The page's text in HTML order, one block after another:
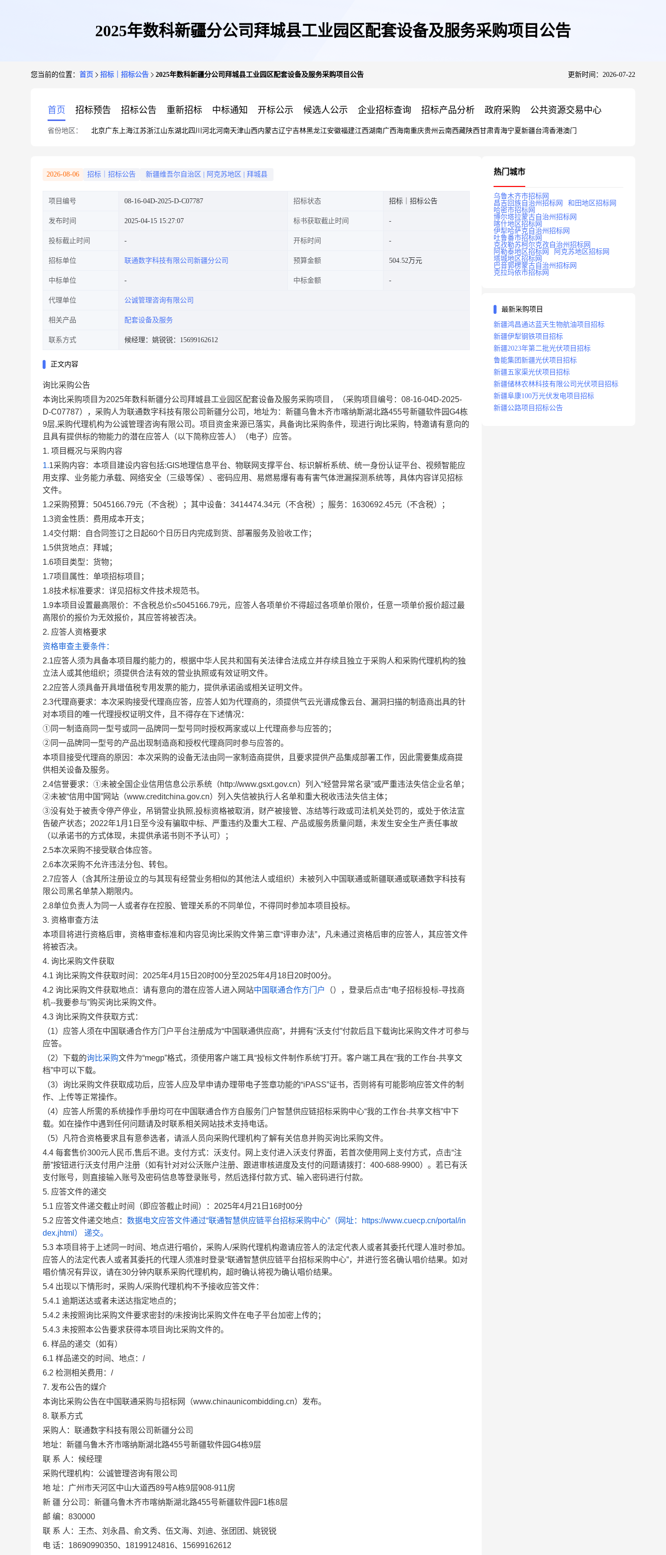
2025年数科新疆分公司拜城县工业园区配套设备及服务采购项目公告
您当前的位置： 首页 招标｜招标公告 2025年数科新疆分公司拜城县工业园区配套设备及服务采购项目公告 更新时间：2026-07-22
首页 招标预告 招标公告 重新招标 中标通知 开标公示 候选人公示 企业招标查询 招标产品分析 政府采购 公共资源交易中心
省份地区： 北京广东 上海江苏浙江山东湖北四川 河北河南天津山西内蒙古辽宁吉林黑龙江安徽福建江西湖南广西海南重庆贵州 云南西藏陕西甘肃青海宁夏新疆台湾香港澳门
2026-08-06 招标｜招标公告 新疆维吾尔自治区 阿克苏地区 拜城县
项目编号 08-16-04D-2025-D-C07787 招标状态 招标｜招标公告
发布时间 2025-04-15 15:27:07 标书获取截止时间
投标截止时间 开标时间
招标单位 联通数字科技有限公司新疆分公司 预算金额 504.52万元
中标单位 中标金额
代理单位 公诚管理咨询有限公司
相关产品 配套设备及服务
联系方式 候经理： 姚锐锐：15699162612
正文内容
询比采购公告
本询比采购项目为2025年数科新疆分公司拜城县工业园区配套设备及服务采购项目 ， （采购项目编号： 08-16-04D-2025-
D-C07787） ，采购人为联通数字科技有限公司新疆分公司 ，地址为： 新疆乌鲁木齐市喀纳斯湖北路455号新疆软件园G4栋
9层,采购代理机构为公诚管理咨询有限公司。项目资金来源已落实，具备询比采购条件，现进行询比采购，特邀请有意向的
且具有提供标的物能力的潜在应答人（以下简称应答人）（电子）应答。
1. 项目概况与采购内容
1.1采购内容：本项目建设内容包括:GIS地理信息平台、物联网支撑平台、标识解析系统、统一身份认证平台、视频智能应
用支撑、业务能力承载、网络安全（三级等保）、密码应用、易燃易爆有毒有害气体泄漏探测系统等，具体内容详见招标
文件。
1.2采购预算：5045166.79元（不含税）；其中设备：3414474.34元（不含税）；服务：1630692.45元（不含税）；
1.3资金性质：费用成本开支；
1.4交付期：自合同签订之日起60个日历日内完成到货、部署服务及验收工作；
1.5供货地点：拜城；
1.6项目类型：货物；
1.7项目属性：单项招标项目；
1.8技术标准要求：详见招标文件技术规范书。
1.9本项目设置最高限价： 不含税总价≤5045166.79元，应答人各项单价不得超过各项单价限价，任意一项单价报价超过最
高限价的报价为无效报价，其应答将被否决。
2. 应答人资格要求
资格审查主要条件：
2.1应答人须为具备本项目履约能力的，根据中华人民共和国有关法律合法成立并存续且独立于采购人和采购代理机构的独
立法人或其他组织；须提供合法有效的营业执照或有效证明文件。
2.2应答人须具备开具增值税专用发票的能力，提供承诺函或相关证明文件。
2.3代理商要求：本次采购接受代理商应答，应答人如为代理商的，须提供气云光谱成像云台、漏洞扫描的制造商出具的针
对本项目的唯一代理授权证明文件，且不得存在下述情况：
①同一制造商同一型号或同一品牌同一型号同时授权两家或以上代理商参与应答的；
②同一品牌同一型号的产品出现制造商和授权代理商同时参与应答的。
本项目接受代理商的原因：本次采购的设备无法由同一家制造商提供，且要求提供产品集成部署工作，因此需要集成商提
供相关设备及服务。
2.4信誉要求：①未被全国企业信用信息公示系统（http://www.gsxt.gov.cn）列入“经营异常名录”或严重违法失信企业名单；
②未被“信用中国”网站（www.creditchina.gov.cn）列入失信被执行人名单和重大税收违法失信主体；
③没有处于被责令停产停业，吊销营业执照,投标资格被取消，财产被接管、冻结等行政或司法机关处罚的，或处于依法宣
告破产状态；2022年1月1日至今没有骗取中标、严重违约及重大工程、产品或服务质量问题，未发生安全生产责任事故
（以承诺书的方式体现，未提供承诺书则不予认可）；
2.5本次采购不接受联合体应答。
2.6本次采购不允许违法分包、转包。
2.7应答人（含其所注册设立的与其现有经营业务相似的其他法人或组织）未被列入中国联通或新疆联通或联通数字科技有
限公司黑名单禁入期限内。
2.8单位负责人为同一人或者存在控股、管理关系的不同单位，不得同时参加本项目投标。
3. 资格审查方法
本项目将进行资格后审，资格审查标准和内容见询比采购文件第三章“评审办法”，凡未通过资格后审的应答人，其应答文件
将被否决。
4. 询比采购文件获取
4.1 询比采购文件获取时间： 2025年4月 15 日 20时00分至2025年4月 18 日 20时00分。
4.2 询比采购文件获取地点：请有意向的潜在应答人进入网站中国联通合作方门户 （），登录后点击“电子招标投标-寻找商
机--我要参与”购买询比采购文件。
4.3 询比采购文件获取方式：
（1）应答人须在中国联通合作方门户平台注册成为“中国联通供应商”，并拥有“沃支付”付款后且下载询比采购文件才可参与
应答。
（2）下载的询比采购文件为“megp”格式，须使用客户端工具“投标文件制作系统”打开。客户端工具在“我的工作台-共享文
档”中可以下载。
（3）询比采购文件获取成功后，应答人应及早申请办理带电子签章功能的“iPASS”证书，否则将有可能影响应答文件的制
作、上传等正常操作。
（4）应答人所需的系统操作手册均可在中国联通合作方自服务门户智慧供应链招标采购中心“我的工作台-共享文档”中下
载。如在操作中遇到任何问题请及时联系相关网站技术支持电话。
（5）凡符合资格要求且有意参选者，请派人员向采购代理机构了解有关信息并购买询比采购文件。
4.4 每套售价300元人民币,售后不退。支付方式：沃支付。网上支付进入沃支付界面，若首次使用网上支付方式，点击“注
册”按钮进行沃支付用户注册（如有针对对公沃账户注册、跟进审核进度及支付的问题请拨打：400-688-9900）。若已有沃
支付账号，则直接输入账号及密码信息等登录账号，然后选择付款方式、输入密码进行付款。
5. 应答文件的递交
5.1 应答文件递交截止时间 （即应答截止时间）： 2025年4月 21 日16时00分
5.2 应答文件递交地点： 数据电文应答文件通过“联通智慧供应链平台招标采购中心”（网址：https://www.cuecp.cn/portal/in
dex.jhtml） 递交。
5.3 本项目将于上述同一时间、地点进行唱价， 采购人/采购代理机构邀请应答人的法定代表人或者其委托代理人准时参加。
应答人的法定代表人或者其委托的代理人须准时登录“联通智慧供应链平台招标采购中心”，并进行签名确认唱价结果。如对
唱价情况有异议，请在30分钟内联系采购代理机构，超时确认将视为确认唱价结果。
5.4 出现以下情形时， 采购人/采购代理机构不予接收应答文件：
5.4.1 逾期送达或者未送达指定地点的；
5.4.2 未按照询比采购文件要求密封的/未按询比采购文件在电子平台加密上传的；
5.4.3 未按照本公告要求获得本项目询比采购文件的。
6. 样品的递交（如有）
6.1 样品递交的时间、地点：/
6.2 检测相关费用：/
7. 发布公告的媒介
本询比采购公告在中国联通采购与招标网（www.chinaunicombidding.cn）发布。
8. 联系方式
采购人： 联通数字科技有限公司新疆分公司
地址： 新疆乌鲁木齐市喀纳斯湖北路455号新疆软件园G4栋9层
联 系 人： 候经理
采购代理机构：公诚管理咨询有限公司
地 址：广州市天河区中山大道西89号A栋9层908-911房
新 疆 分公司：新疆乌鲁木齐市喀纳斯湖北路455号新疆软件园F1栋8层
邮 编：830000
联 系 人：王杰、刘永昌、 俞文秀、伍文海、刘迪、张团团、姚锐锐
电 话：18690990350、 18199124816、 15699162612
热门城市
乌鲁木齐市招标网
昌吉回族自治州招标网
和田地区招标网
哈密市招标网
博尔塔拉蒙古自治州招标网
喀什地区招标网
伊犁哈萨克自治州招标网
吐鲁番市招标网
克孜勒苏柯尔克孜自治州招标网
阿勒泰地区招标网
阿克苏地区招标网
塔城地区招标网
巴音郭楞蒙古自治州招标网
克拉玛依市招标网
最新采购项目
新疆鸿昌通达蓝天生物航油项目招标
新疆伊犁钢铁项目招标
新疆2023年第二批光伏项目招标
鲁能集团新疆光伏项目招标
新疆五家渠光伏项目招标
新疆储林农林科技有限公司光伏项目招标
新疆阜康100万光伏发电项目招标
新疆公路项目招标公告